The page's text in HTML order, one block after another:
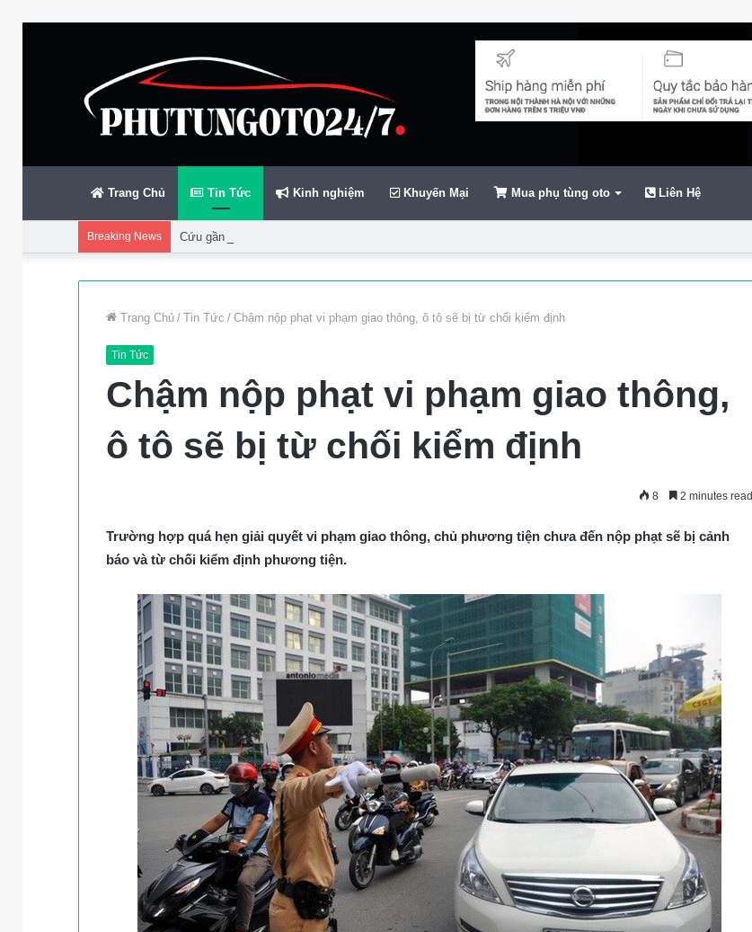
Trang Chủ Tin Tức Kinh nghiệm Khuyến Mại Mua phụ tùng oto Liên Hệ
Breaking News Cứu gần 200 thuyền viên gặp sự cố trên biển
Trang Chủ / Tin Tức / Chậm nộp phạt vi phạm giao thông, ô tô sẽ bị từ chối kiểm định
Tin Tức
Chậm nộp phạt vi phạm giao thông,
ô tô sẽ bị từ chối kiểm định
8 2 minutes read
Trường hợp quá hẹn giải quyết vi phạm giao thông, chủ phương tiện chưa đến nộp phạt sẽ bị cảnh
báo và từ chối kiểm định phương tiện.